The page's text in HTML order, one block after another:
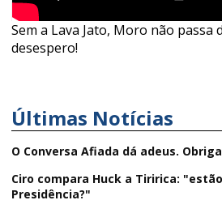
Sem a Lava Jato, Moro não passa
desespero!
Últimas Notícias
O Conversa Afiada dá adeus.
Ciro compara Huck a Tiririca:
Presidência?"